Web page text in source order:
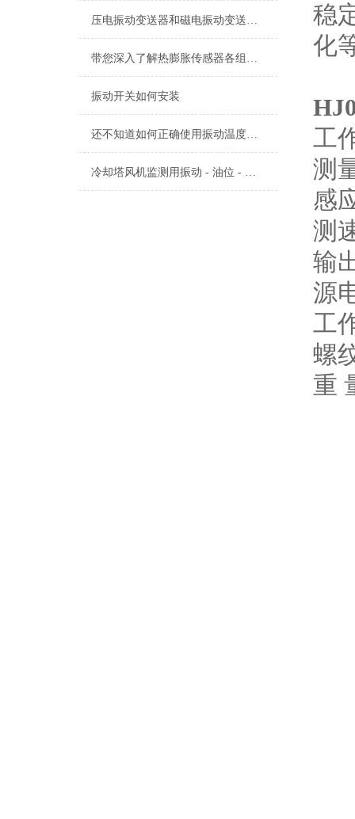
压电振动变送器和磁电振动变送器在使用上的区别
带您深入了解热膨胀传感器各组成部件的功能特点
振动开关如何安装
还不知道如何正确使用振动温度传感器？进来看
冷却塔风机监测用振动 - 油位 - 油温三参数组合探头的使用及注意事项
稳
化
工
测
感
测
输
源
工
螺
重